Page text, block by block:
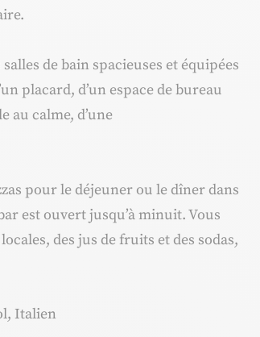
de bain spacieuses et équipées
placard, d’un espace de bureau
calme, d’une
pour le déjeuner ou le dîner dans
est ouvert jusqu’à minuit. Vous
des jus de fruits et des sodas,
Italien